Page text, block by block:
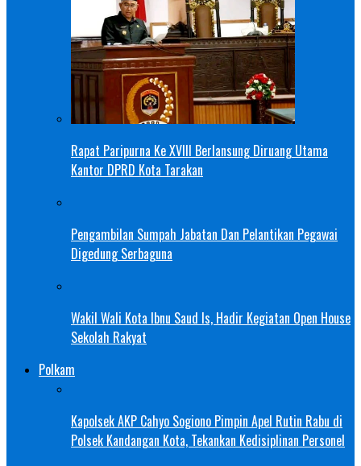
Rapat Paripurna Ke XVIII Berlansung Diruang Utama
Kantor DPRD Kota Tarakan
Pengambilan Sumpah Jabatan Dan Pelantikan Pegawai
Digedung Serbaguna
Wakil Wali Kota Ibnu Saud Is, Hadir Kegiatan Open House
Sekolah Rakyat
Polkam
Kapolsek AKP Cahyo Sogiono Pimpin Apel Rutin Rabu di
Polsek Kandangan Kota, Tekankan Kedisiplinan Personel